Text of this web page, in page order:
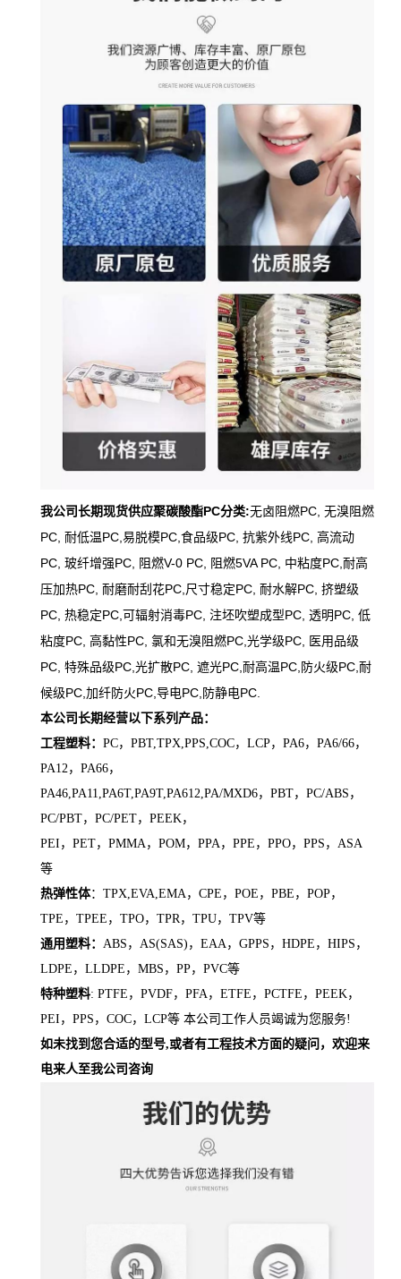
我公司长期现货供应聚碳酸酯PC分类:无卤阻燃PC, 无溴阻燃
PC, 耐低温PC,易脱模PC,食品级PC, 抗紫外线PC, 高流动
PC, 玻纤增强PC, 阻燃V-0 PC, 阻燃5VA PC, 中粘度PC,耐高
压加热PC, 耐磨耐刮花PC,尺寸稳定PC, 耐水解PC, 挤塑级
PC, 热稳定PC,可辐射消毒PC, 注坯吹塑成型PC, 透明PC, 低
粘度PC, 高黏性PC, 氯和无溴阻燃PC,光学级PC, 医用品级
PC, 特殊品级PC,光扩散PC, 遮光PC,耐高温PC,防火级PC,耐
候级PC,加纤防火PC,导电PC,防静电PC.
本公司长期经营以下系列产品：
工程塑料： PC，PBT,TPX,PPS,COC，LCP，PA6，PA6/66，
PA12，PA66，
PA46,PA11,PA6T,PA9T,PA612,PA/MXD6，PBT，PC/ABS，
PC/PBT，PC/PET，PEEK，
PEI，PET，PMMA，POM，PPA，PPE，PPO，PPS，ASA
等
热弹性体：TPX,EVA,EMA，CPE，POE，PBE，POP，
TPE，TPEE，TPO，TPR，TPU，TPV等
通用塑料： ABS，AS(SAS)，EAA，GPPS，HDPE，HIPS，
LDPE，LLDPE，MBS，PP，PVC等
特种塑料: PTFE，PVDF，PFA，ETFE，PCTFE，PEEK，
PEI，PPS，COC，LCP等 本公司工作人员竭诚为您服务!
如未找到您合适的型号,或者有工程技术方面的疑问，欢迎来
电来人至我公司咨询